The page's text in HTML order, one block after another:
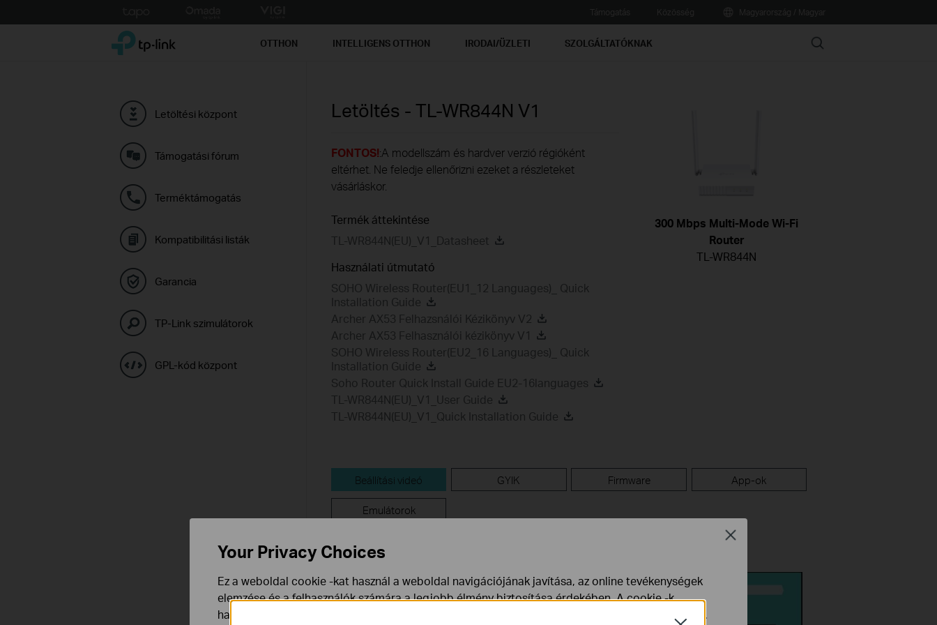
to
TP-Link, Reliably Smart OTTHON INTELLIGENS OTTHON IRODAI/ÜZLETI SZOLGÁLTATÓKNAK Search
Letöltési központ
Támogatási fórum
Terméktámogatás
Kompatibilitási listák
Garancia
TP-Link szimulátorok
GPL-kód központ
Letöltés - TL-WR844N V1
FONTOS!:A modellszám és hardver verzió régióként
eltérhet. Ne feledje ellenőrizni ezeket a részleteket
vásárláskor.
Termék áttekintése
TL-WR844N(EU)_V1_Datasheet
Használati útmutató
SOHO Wireless Router(EU1_12 Languages)_ Quick
Installation Guide
Archer AX53 Felhazsnálói Kézikönyv V2
Archer AX53 Felhasználói kézikönyv V1
SOHO Wireless Router(EU2_16 Languages)_ Quick
Installation Guide
Soho Router Quick Install Guide EU2-16languages
TL-WR844N(EU)_V1_User Guide
TL-WR844N(EU)_V1_Quick Installation Guide
300 Mbps Multi-Mode Wi-Fi
Router
TL-WR844N
Beállítási videó GYIK Firmware App-ok
Emulátorok
Beállítási videó
Your Privacy Choices
Ez a weboldal cookie -kat használ a weboldal navigációjának javítása, az online tevékenységek
elemzése és a felhasználók számára a legjobb élmény biztosítása érdekében. A cookie -k
használata ellen bármikor tiltakozhat. További információt az
talál.
Close